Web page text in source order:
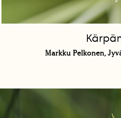
Markku Pelkonen,